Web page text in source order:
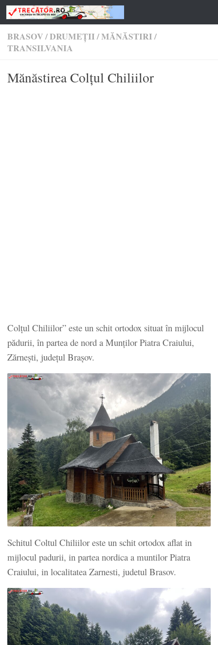
Skip to content
BRASOV/DRUMEŢII/MĂNĂSTIRI/
TRANSILVANIA
Mănăstirea Colțul Chiliilor
Colțul Chiliilor” este un schit ortodox situat în mijlocul
pădurii, în partea de nord a Munților Piatra Craiului,
Zărnești, județul Brașov.
Schitul Coltul Chiliilor este un schit ortodox aflat in
mijlocul padurii, in partea nordica a muntilor Piatra
Craiului, in localitatea Zarnesti, judetul Brasov.